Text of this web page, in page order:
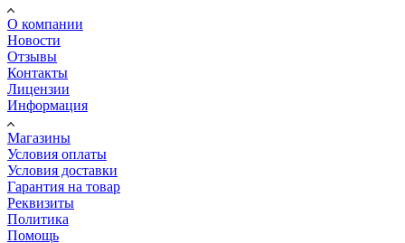
О компании
Новости
Отзывы
Контакты
Лицензии
Информация
Магазины
Условия оплаты
Условия доставки
Гарантия на товар
Реквизиты
Политика
Помощь